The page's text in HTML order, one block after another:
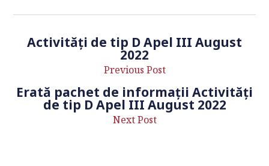
Activități de tip D Apel III August
2022
Previous Post
Erată pachet de informații Activități
de tip D Apel III August 2022
Next Post